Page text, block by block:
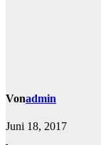
Vonadmin
Juni 18, 2017